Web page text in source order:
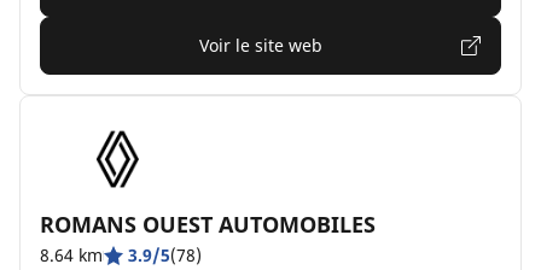
Voir le site web
ROMANS OUEST AUTOMOBILES
8.64 km 3.9/5(78)